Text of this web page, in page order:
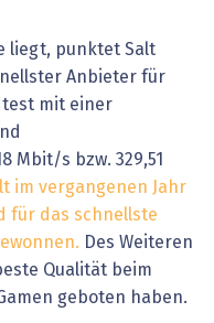
liegt, punktet Salt
Anbieter für
mit einer
Mbit/s bzw. 329,51
im vergangenen Jahr
für das schnellste
Des Weiteren
Qualität beim
geboten haben.